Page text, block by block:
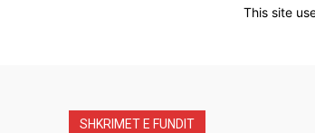
This site
SHKRIMET E FUNDIT